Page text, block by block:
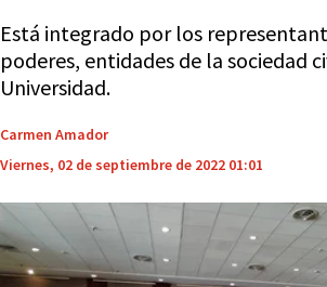
Está integrado por los
poderes, entidades de la sociedad
Universidad.
Carmen Amador
Viernes, 02 de septiembre de 2022 01:01